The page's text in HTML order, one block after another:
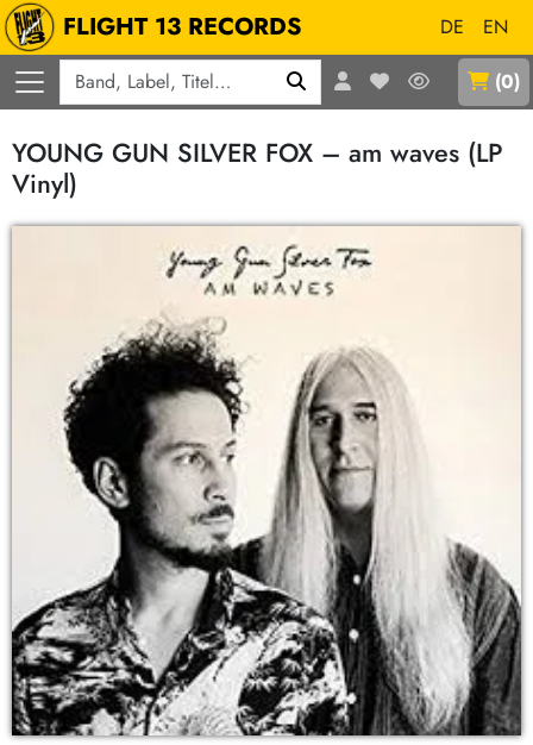
FLIGHT 13 RECORDS DE
EN
(0)
YOUNG GUN SILVER FOX – am waves (LP
Vinyl)